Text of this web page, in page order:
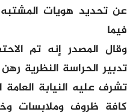
عن تحديد هويات
فيما
وقال المصدر إنه تم
تدبير الحراسة النظرية
تشرف عليه النيابة
كافة ظروف وملابسات